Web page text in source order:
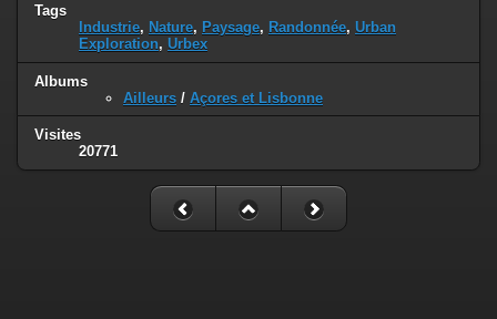
Tags
Industrie, Nature, Paysage, Randonnée, Urban
Exploration, Urbex
Albums
Ailleurs / Açores et Lisbonne
Visites
20771